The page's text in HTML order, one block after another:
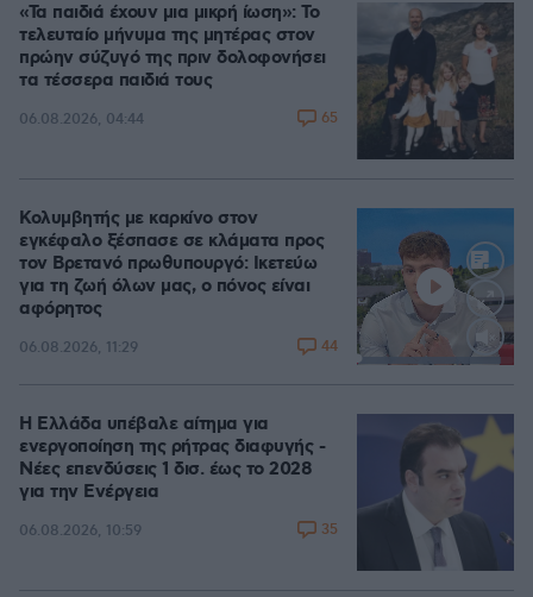
«Τα παιδιά έχουν μια μικρή ίωση»: Το
τελευταίο μήνυμα της μητέρας στον
πρώην σύζυγό της πριν δολοφονήσει
τα τέσσερα παιδιά τους
06.08.2026, 04:44 65
Loaded
Κολυμβητής με καρκίνο στον
εγκέφαλο ξέσπασε σε κλάματα προς
τον Βρετανό πρωθυπουργό: Ικετεύω
για τη ζωή όλων μας, ο πόνος είναι
αφόρητος
06.08.2026, 11:29 44
Η Ελλάδα υπέβαλε αίτημα για
ενεργοποίηση της ρήτρας διαφυγής -
Νέες επενδύσεις 1 δισ. έως το 2028
για την Ενέργεια
06.08.2026, 10:59 35